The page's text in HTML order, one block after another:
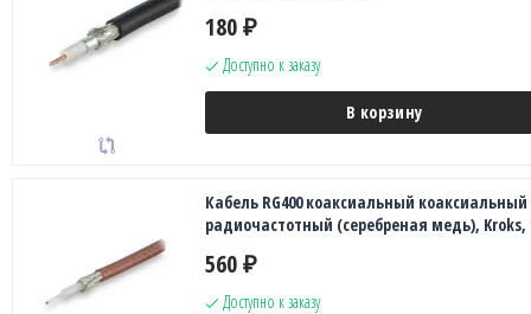
180 ₽
Доступно к заказу
В корзину
Кабель RG400 коаксиальный коаксиальный
радиочастотный (серебреная медь), Kroks,
560 ₽
Доступно к заказу